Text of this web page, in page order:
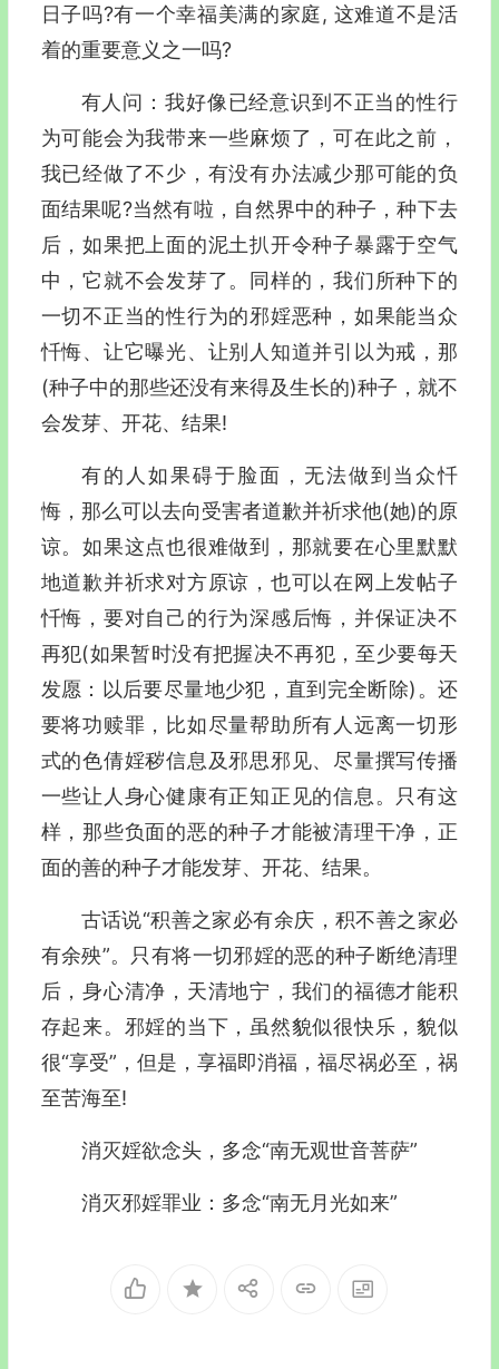
日子吗?有一个幸福美满的家庭, 这难道不是活
着的重要意义之一吗?
有人问：我好像已经意识到不正当的性行
为可能会为我带来一些麻烦了，可在此之前，
我已经做了不少，有没有办法减少那可能的负
面结果呢?当然有啦，自然界中的种子，种下去
后，如果把上面的泥土扒开令种子暴露于空气
中，它就不会发芽了。同样的，我们所种下的
一切不正当的性行为的邪婬恶种，如果能当众
忏悔、让它曝光、让别人知道并引以为戒，那
(种子中的那些还没有来得及生长的)种子，就不
会发芽、开花、结果!
有的人如果碍于脸面，无法做到当众忏
悔，那么可以去向受害者道歉并祈求他(她)的原
谅。如果这点也很难做到，那就要在心里默默
地道歉并祈求对方原谅，也可以在网上发帖子
忏悔，要对自己的行为深感后悔，并保证决不
再犯(如果暂时没有把握决不再犯，至少要每天
发愿：以后要尽量地少犯，直到完全断除)。还
要将功赎罪，比如尽量帮助所有人远离一切形
式的色倩婬秽信息及邪思邪见、尽量撰写传播
一些让人身心健康有正知正见的信息。只有这
样，那些负面的恶的种子才能被清理干净，正
面的善的种子才能发芽、开花、结果。
古话说“积善之家必有余庆，积不善之家必
有余殃”。只有将一切邪婬的恶的种子断绝清理
后，身心清净，天清地宁，我们的福德才能积
存起来。邪婬的当下，虽然貌似很快乐，貌似
很“享受”，但是，享福即消福，福尽祸必至，祸
至苦海至!
消灭婬欲念头，多念“南无观世音菩萨”
消灭邪婬罪业：多念“南无月光如来”